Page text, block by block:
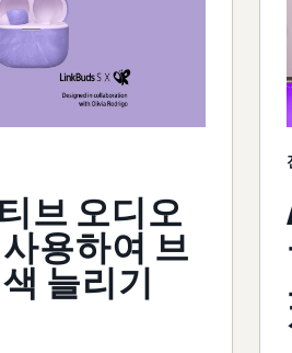
브 오디오
용하여 브
늘리기